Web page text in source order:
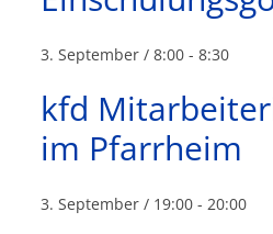
3. September / 8:00 -8:30
kfd
im Pfarrheim
3. September / 19:00 -20:00